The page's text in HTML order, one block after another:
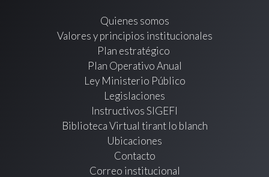
Quienes somos
Valores y principios institucionales
Plan estratégico
Plan Operativo Anual
Ley Ministerio Público
Legislaciones
Instructivos SIGEFI
Biblioteca Virtual tirant lo blanch
Ubicaciones
Contacto
Correo institucional